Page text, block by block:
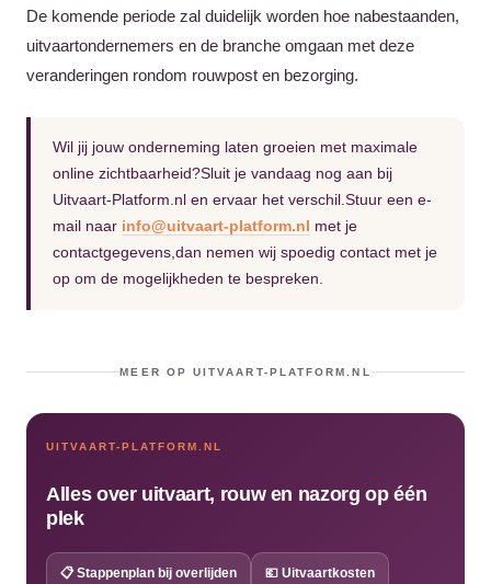
De komende periode zal duidelijk worden hoe nabestaanden,
uitvaartondernemers en de branche omgaan met deze
veranderingen rondom rouwpost en bezorging.
Wil jij jouw onderneming laten groeien met maximale
online zichtbaarheid?Sluit je vandaag nog aan bij
Uitvaart-Platform.nl en ervaar het verschil.Stuur een e-
mail naar info@uitvaart-platform.nl
met je
contactgegevens,dan nemen wij spoedig contact met je
op om de mogelijkheden te bespreken.
MEER OP UITVAART-PLATFORM.NL
UITVAART-PLATFORM.NL
Alles over uitvaart, rouw en nazorg op één
plek
📋 Stappenplan bij overlijden 💶 Uitvaartkosten